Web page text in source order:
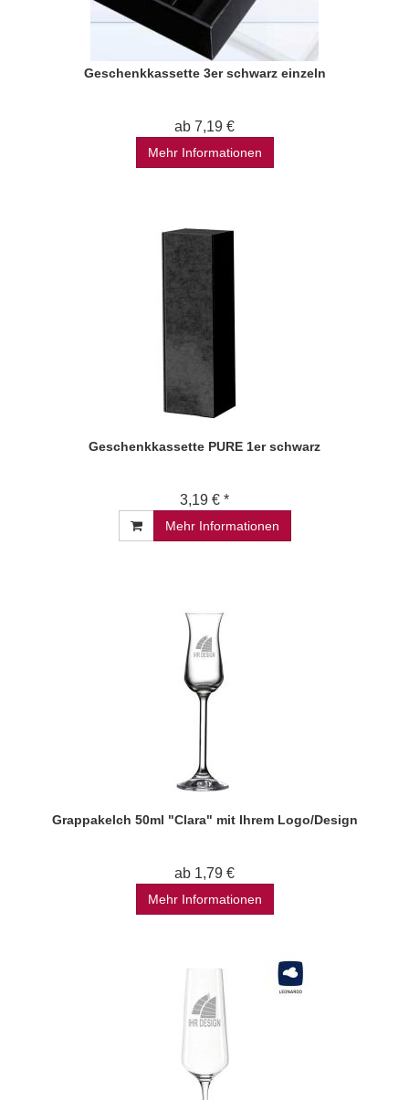
Geschenkkassette 3er schwarz einzeln
ab 7,19 €
Mehr Informationen
Geschenkkassette PURE 1er schwarz
3,19 € *
Mehr Informationen
Grappakelch 50ml "Clara" mit Ihrem Logo/Design
ab 1,79 €
Mehr Informationen